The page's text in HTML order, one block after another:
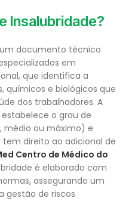
Insalubridade?
documento técnico
em
que identifica a
químicos e biológicos que
dos trabalhadores. A
o grau de
médio ou máximo) e
direito ao adicional de
Centro de Médico do
é elaborado com
assegurando um
gestão de riscos